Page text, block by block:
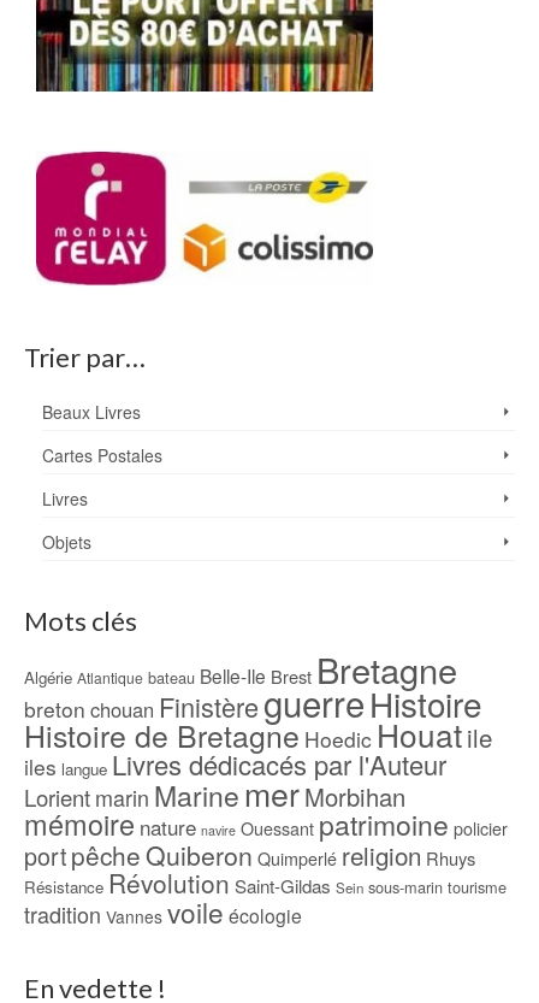
Trier par…
Beaux Livres
Cartes Postales
Livres
Objets
Mots clés
Algérie Atlantique bateau Belle-Ile Brest Bretagne
breton chouan FinistèreguerreHistoire
Histoire de Bretagne Hoedic Houatile
iles langue Livres dédicacés par l'Auteur
Lorientmarin Marine merMorbihan
mémoire nature navire Ouessant patrimoine policier
portpêcheQuiberon Quimperlé religion Rhuys
Résistance Révolution Saint-Gildas Sein sous-marin tourisme
tradition Vannes voile écologie
En vedette !